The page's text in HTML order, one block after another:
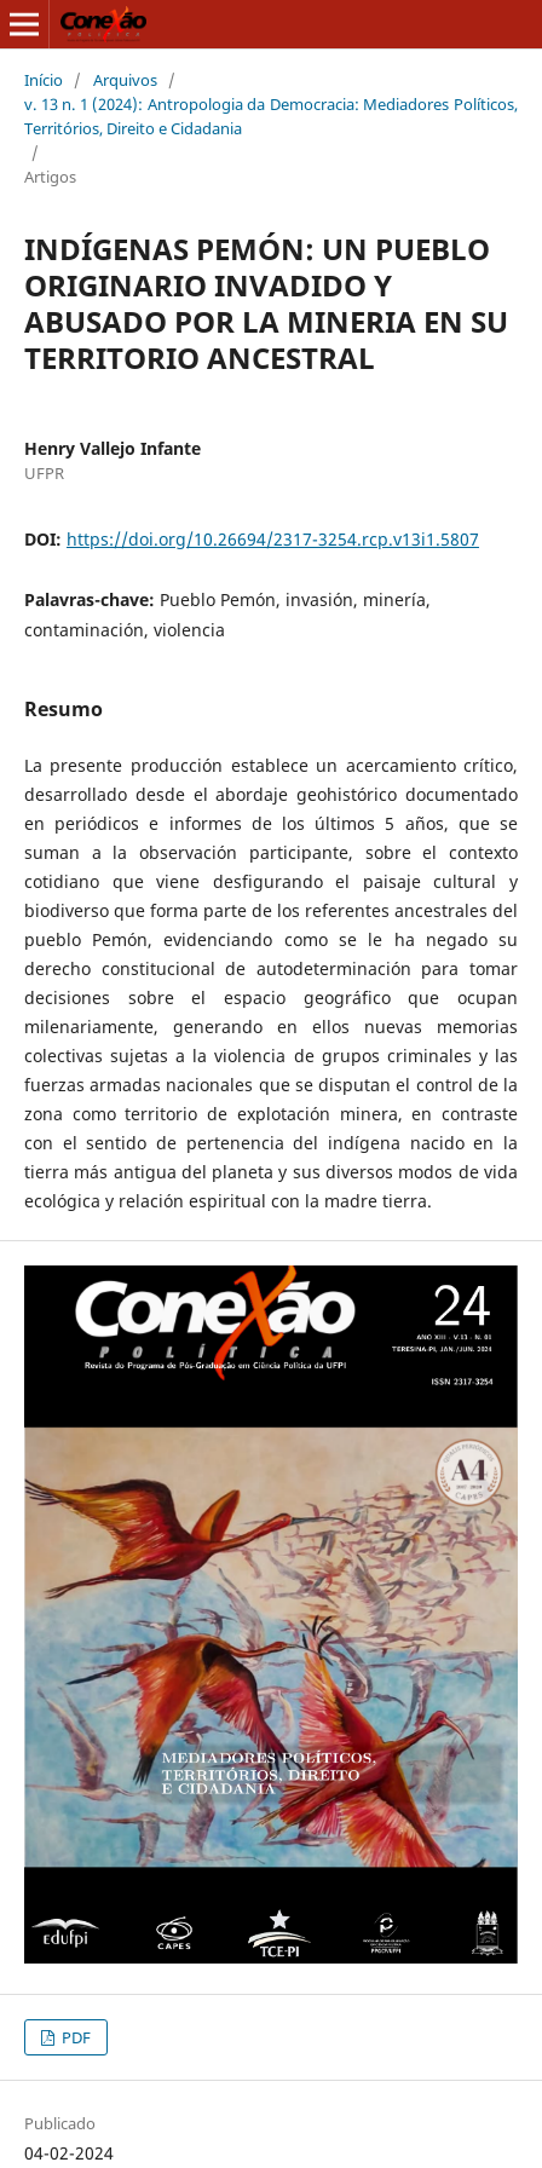
Início / Arquivos /
v. 13 n. 1 (2024): Antropologia da Democracia: Mediadores Políticos,
Territórios, Direito e Cidadania
/
Artigos
INDÍGENAS PEMÓN: UN PUEBLO
ORIGINARIO INVADIDO Y
ABUSADO POR LA MINERIA EN SU
TERRITORIO ANCESTRAL
Henry Vallejo Infante
UFPR
DOI: https://doi.org/10.26694/2317-3254.rcp.v13i1.5807
Palavras-chave: Pueblo Pemón, invasión, minería,
contaminación, violencia
Resumo
La presente producción establece un acercamiento crítico,
desarrollado desde el abordaje geohistórico documentado
en periódicos e informes de los últimos 5 años, que se
suman a la observación participante, sobre el contexto
cotidiano que viene desfigurando el paisaje cultural y
biodiverso que forma parte de los referentes ancestrales del
pueblo Pemón, evidenciando como se le ha negado su
derecho constitucional de autodeterminación para tomar
decisiones sobre el espacio geográfico que ocupan
milenariamente, generando en ellos nuevas memorias
colectivas sujetas a la violencia de grupos criminales y las
fuerzas armadas nacionales que se disputan el control de la
zona como territorio de explotación minera, en contraste
con el sentido de pertenencia del indígena nacido en la
tierra más antigua del planeta y sus diversos modos de vida
ecológica y relación espiritual con la madre tierra.
PDF
Publicado
04-02-2024